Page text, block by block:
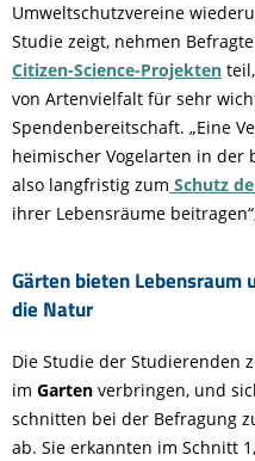
Umweltschutzvereine
Studie zeigt, nehmen
Citizen-Science-Projekten teil,
von Artenvielfalt für sehr
Spendenbereitschaft. „Eine
heimischer Vogelarten in der
also langfristig zum Schutz
ihrer Lebensräume
Gärten bieten Lebensraum
die Natur
Die Studie der Studierenden
im Garten verbringen, und
schnitten bei der Befragung
ab. Sie erkannten im Schnitt